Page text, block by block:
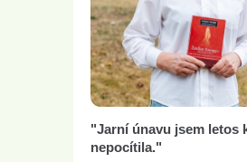
"Jarní únavu jsem letos
nepocítila."